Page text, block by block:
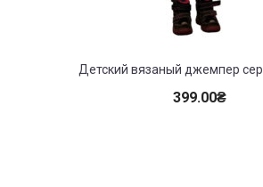
Детский вязаный джемпер
399.00₴